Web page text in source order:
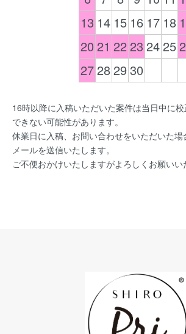
13 14 15 16 17 18
20 21 22 23 24 25
27 28 2930
16時以降に入稿いただいた案件は当日中に
できない可能性があります。
休業日に入稿、お問い合わせをいただいた
メールを送信いたします。
ご不便おかけいたしますがよろしくお願いい